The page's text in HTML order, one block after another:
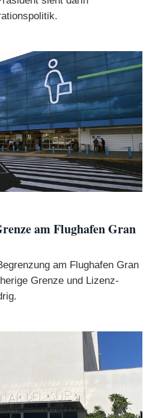
am Flughafen Gran
am Flughafen Gran
Grenze und Lizenz-